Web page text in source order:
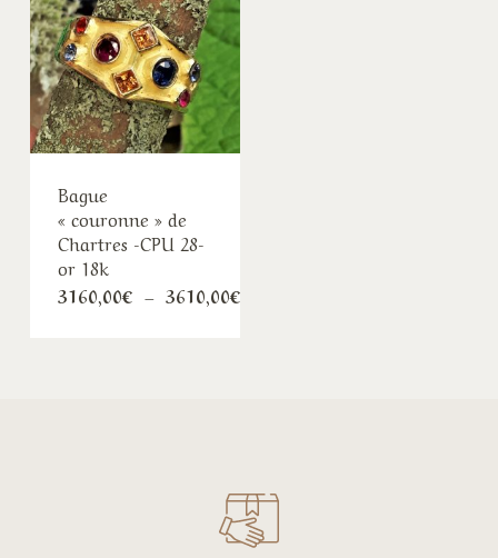
Bague
« couronne » de
Chartres -CPU 28-
or 18k
3160,00€ – 3610,00€Plage
de